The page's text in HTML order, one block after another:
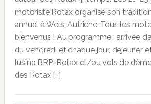
motoriste Rotax organise son
annuel à Wels, Autriche. Tous les
bienvenus ! Au programme : arrivée
du vendredi et chaque jour, dejeuner
l’usine BRP-Rotax et/ou vols de
des Rotax […]